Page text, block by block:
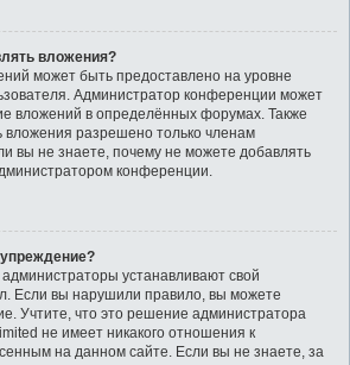
вложения?
может быть предоставлено на уровне
Администратор конференции может
вложений в определённых форумах. Также
вложения разрешено только членам
вы не знаете, почему не можете добавлять
конференции.
устанавливают свой
Если вы нарушили правило, вы можете
Учтите, что это решение администратора
не имеет никакого отношения к
на данном сайте. Если вы не знаете, за